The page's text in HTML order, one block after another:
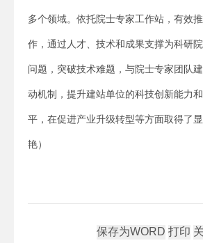
多个领域。依托院士专家工作站，有效
作，通过人才、技术和成果支撑为科研
问题，突破技术难题，与院士专家团队
动机制，提升建站单位的科技创新能力
平，在促进产业升级转型等方面取得了
艳）